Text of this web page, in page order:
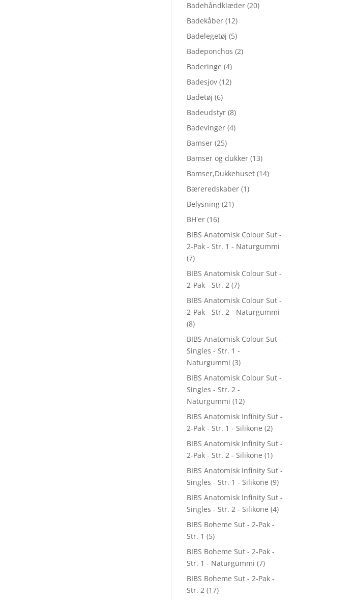
Badehåndklæder (20)
Badekåber (12)
Badelegetøj (5)
Badeponchos (2)
Baderinge (4)
Badesjov (12)
Badetøj (6)
Badeudstyr (8)
Badevinger (4)
Bamser (25)
Bamser og dukker (13)
Bamser,Dukkehuset (14)
Bæreredskaber (1)
Belysning (21)
BH'er (16)
BIBS Anatomisk Colour Sut -
2-Pak - Str. 1 - Naturgummi
(7)
BIBS Anatomisk Colour Sut -
2-Pak - Str. 2 (7)
BIBS Anatomisk Colour Sut -
2-Pak - Str. 2 - Naturgummi
(8)
BIBS Anatomisk Colour Sut -
Singles - Str. 1 -
Naturgummi (3)
BIBS Anatomisk Colour Sut -
Singles - Str. 2 -
Naturgummi (12)
BIBS Anatomisk Infinity Sut -
2-Pak - Str. 1 - Silikone (2)
BIBS Anatomisk Infinity Sut -
2-Pak - Str. 2 - Silikone (1)
BIBS Anatomisk Infinity Sut -
Singles - Str. 1 - Silikone (9)
BIBS Anatomisk Infinity Sut -
Singles - Str. 2 - Silikone (4)
BIBS Boheme Sut - 2-Pak -
Str. 1 (5)
BIBS Boheme Sut - 2-Pak -
Str. 1 - Naturgummi (7)
BIBS Boheme Sut - 2-Pak -
Str. 2 (17)